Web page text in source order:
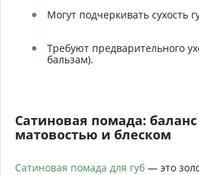
Могут подчеркивать сухость
Требуют предварительного
бальзам).
Сатиновая помада:
матовостью и блеском
Сатиновая помада для губ — это